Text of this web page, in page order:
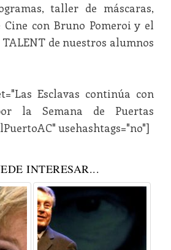
taller de máscaras,
con Bruno Pomeroi y el
TALENT de nuestros alumnos
Esclavas continúa con
la Semana de Puertas
usehashtags="no"]
INTERESAR...